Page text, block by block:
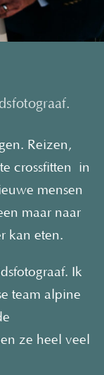
Reizen,
tecrossfitten
in
mensen
maar naar
kan eten.
Ik
team alpine
ze heel veel